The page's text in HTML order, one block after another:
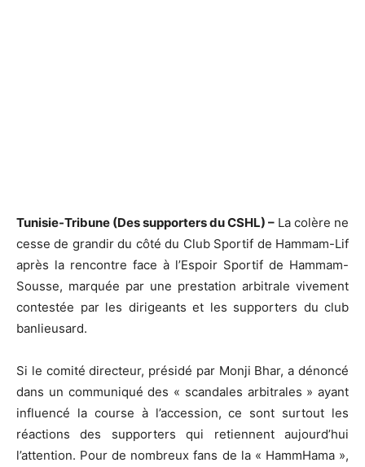
Tunisie-Tribune (Des supporters du CSHL) – La colère ne
cesse de grandir du côté du Club Sportif de Hammam-Lif
après la rencontre face à l’Espoir Sportif de Hammam-
Sousse, marquée par une prestation arbitrale vivement
contestée par les dirigeants et les supporters du club
banlieusard.
Si le comité directeur, présidé par Monji Bhar, a dénoncé
dans un communiqué des « scandales arbitrales » ayant
influencé la course à l’accession, ce sont surtout les
réactions des supporters qui retiennent aujourd’hui
l’attention. Pour de nombreux fans de la « HammHama »,